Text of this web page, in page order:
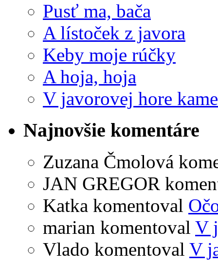
Pusť ma, bača
A lístoček z javora
Keby moje rúčky
A hoja, hoja
V javorovej hore
Najnovšie komentáre
Zuzana Čmolová
JAN GREGOR
Katka komentoval
marian komentoval V
Vlado komentoval V